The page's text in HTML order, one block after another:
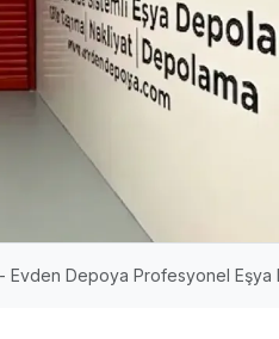
Evden Depoya Profesyonel Eşya